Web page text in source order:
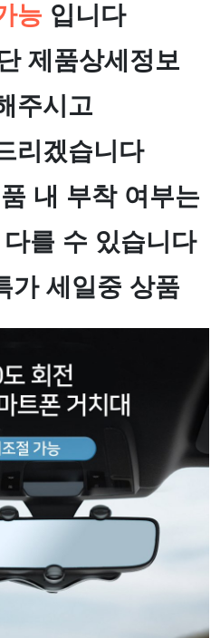
능 입니다
제품상세정보
주시고
리겠습니다
내 부착 여부는
를 수 있습니다
가 세일중 상품